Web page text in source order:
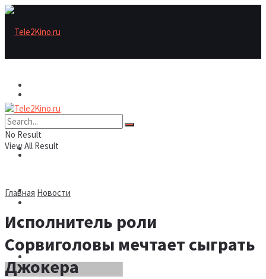
Рецензии/трейлеры
Шоу бизнес
Рецензии/трейлеры
Шоу бизнес
Новости
No Result
View All Result
Главная Новости
Исполнитель роли
Сорвиголовы мечтает сыграть
Джокера